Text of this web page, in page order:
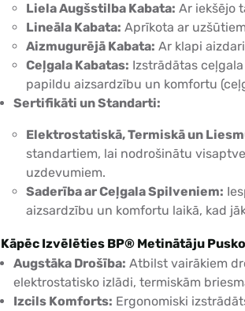
Liela Augšstilba Kabata: Ar iekšējo
Lineāla Kabata: Aprīkota ar
Aizmugurējā Kabata: Ar klapi
Ceļgala Kabatas: Izstrādātas
papildu aizsardzību un komfortu
Sertifikāti un Standarti:
Elektrostatiskā, Termiskā un
standartiem, lai nodrošinātu
uzdevumiem.
Saderība ar Ceļgala Spilveniem:
aizsardzību un komfortu laikā, kad
Kāpēc Izvēlēties BP® Metinātāju
Augstāka Drošība: Atbilst vairākiem
elektrostatisko izlādi, termiskām
Izcils Komforts: Ergonomiski